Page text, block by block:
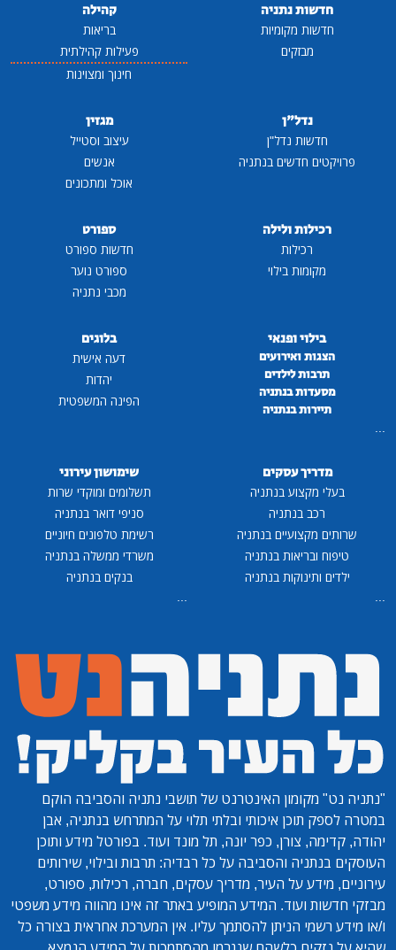
חדשות נתניה
חדשות מקומיות
מבזקים
קהילה
בריאות
פעילות קהילתית
חינוך ומצוינות
נדל"ן
חדשות נדל"ן
פרויקטים חדשים בנתניה
מגזין
עיצוב וסטייל
אנשים
אוכל ומתכונים
רכילות ולילה
רכילות
מקומות בילוי
ספורט
חדשות ספורט
ספורט נוער
מכבי נתניה
בילוי ופנאי
הצגות ואירועים
תרבות לילדים
מסעדות בנתניה
תיירות בנתניה
...
בלוגים
דעה אישית
יהדות
הפינה המשפטית
מדריך עסקים
בעלי מקצוע בנתניה
רכב בנתניה
שרותים מקצועיים בנתניה
טיפוח ובריאות בנתניה
ילדים ותינוקות בנתניה
...
שימושון עירוני
תשלומים ומוקדי שרות
סניפי דואר בנתניה
רשימת טלפונים חיוניים
משרדי ממשלה בנתניה
בנקים בנתניה
...
"נתניה נט" מקומון האינטרנט של תושבי נתניה והסביבה הוקם
במטרה לספק תוכן איכותי ובלתי תלוי על המתרחש בנתניה, אבן
יהודה, קדימה, צורן, כפר יונה, תל מונד ועוד. בפורטל מידע ותוכן
העוסקים בנתניה והסביבה על כל רבדיה: תרבות ובילוי, שירותים
עירוניים, מידע על העיר, מדריך עסקים, חברה, רכילות, ספורט,
מבזקי חדשות ועוד. המידע המופיע באתר זה אינו מהווה מידע משפטי
ו/או מידע רשמי הניתן להסתמך עליו. אין המערכת אחראית בצורה כל